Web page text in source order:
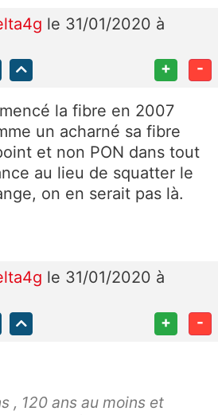
le 31/01/2020 à
+ -
la fibre en 2007
un acharné sa fibre
et non PON dans tout
au lieu de squatter le
on en serait pas là.
le 31/01/2020 à
+ -
, 120 ans au moins et